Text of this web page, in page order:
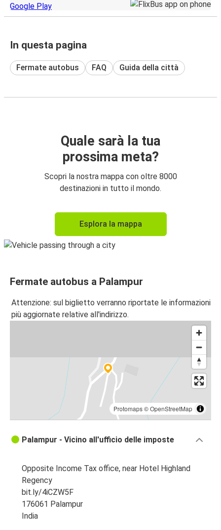
In questa pagina
Fermate autobus FAQ Guida della città
Quale sarà la tua
prossima meta?
Scopri la nostra mappa con oltre 8000
destinazioni in tutto il mondo.
Esplora la mappa
Fermate autobus a Palampur
Attenzione: sul biglietto verranno riportate le informazioni
più aggiornate relative all'indirizzo.
Protomaps©OpenStreetMap
Palampur - Vicino all'ufficio delle imposte
Opposite Income Tax office, near Hotel Highland
Regency
bit.ly/4iCZW5F
176061 Palampur
India